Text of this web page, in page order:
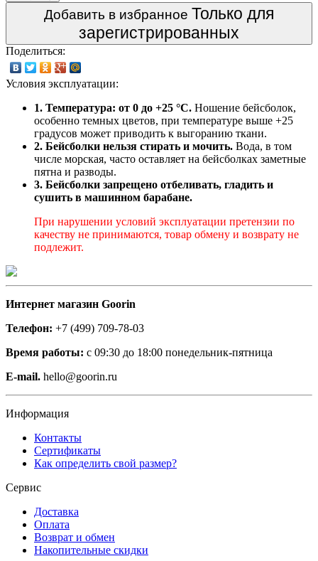
Добавить в избранное Только для
зарегистрированных
Поделиться:
Условия эксплуатации:
1. Температура: от 0 до +25 °C. Ношение бейсболок,
особенно темных цветов, при температуре выше +25
градусов может приводить к выгоранию ткани.
2. Бейсболки нельзя стирать и мочить. Вода, в том
числе морская, часто оставляет на бейсболках заметные
пятна и разводы.
3. Бейсболки запрещено отбеливать, гладить и
сушить в машинном барабане.
При нарушении условий эксплуатации претензии по
качеству не принимаются, товар обмену и возврату не
подлежит.
Интернет магазин Goorin
Телефон: +7 (499) 709-78-03
Время работы: с 09:30 до 18:00 понедельник-пятница
E-mail. hello@goorin.ru
Информация
Контакты
Сертификаты
Как определить свой размер?
Сервис
Доставка
Оплата
Возврат и обмен
Накопительные скидки